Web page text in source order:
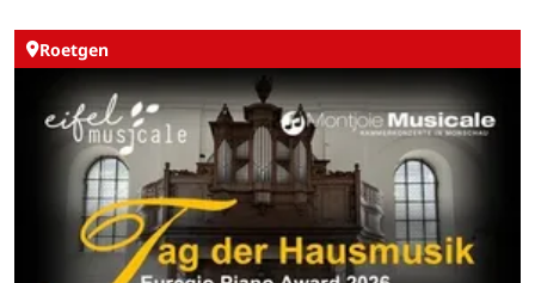
Roetgen